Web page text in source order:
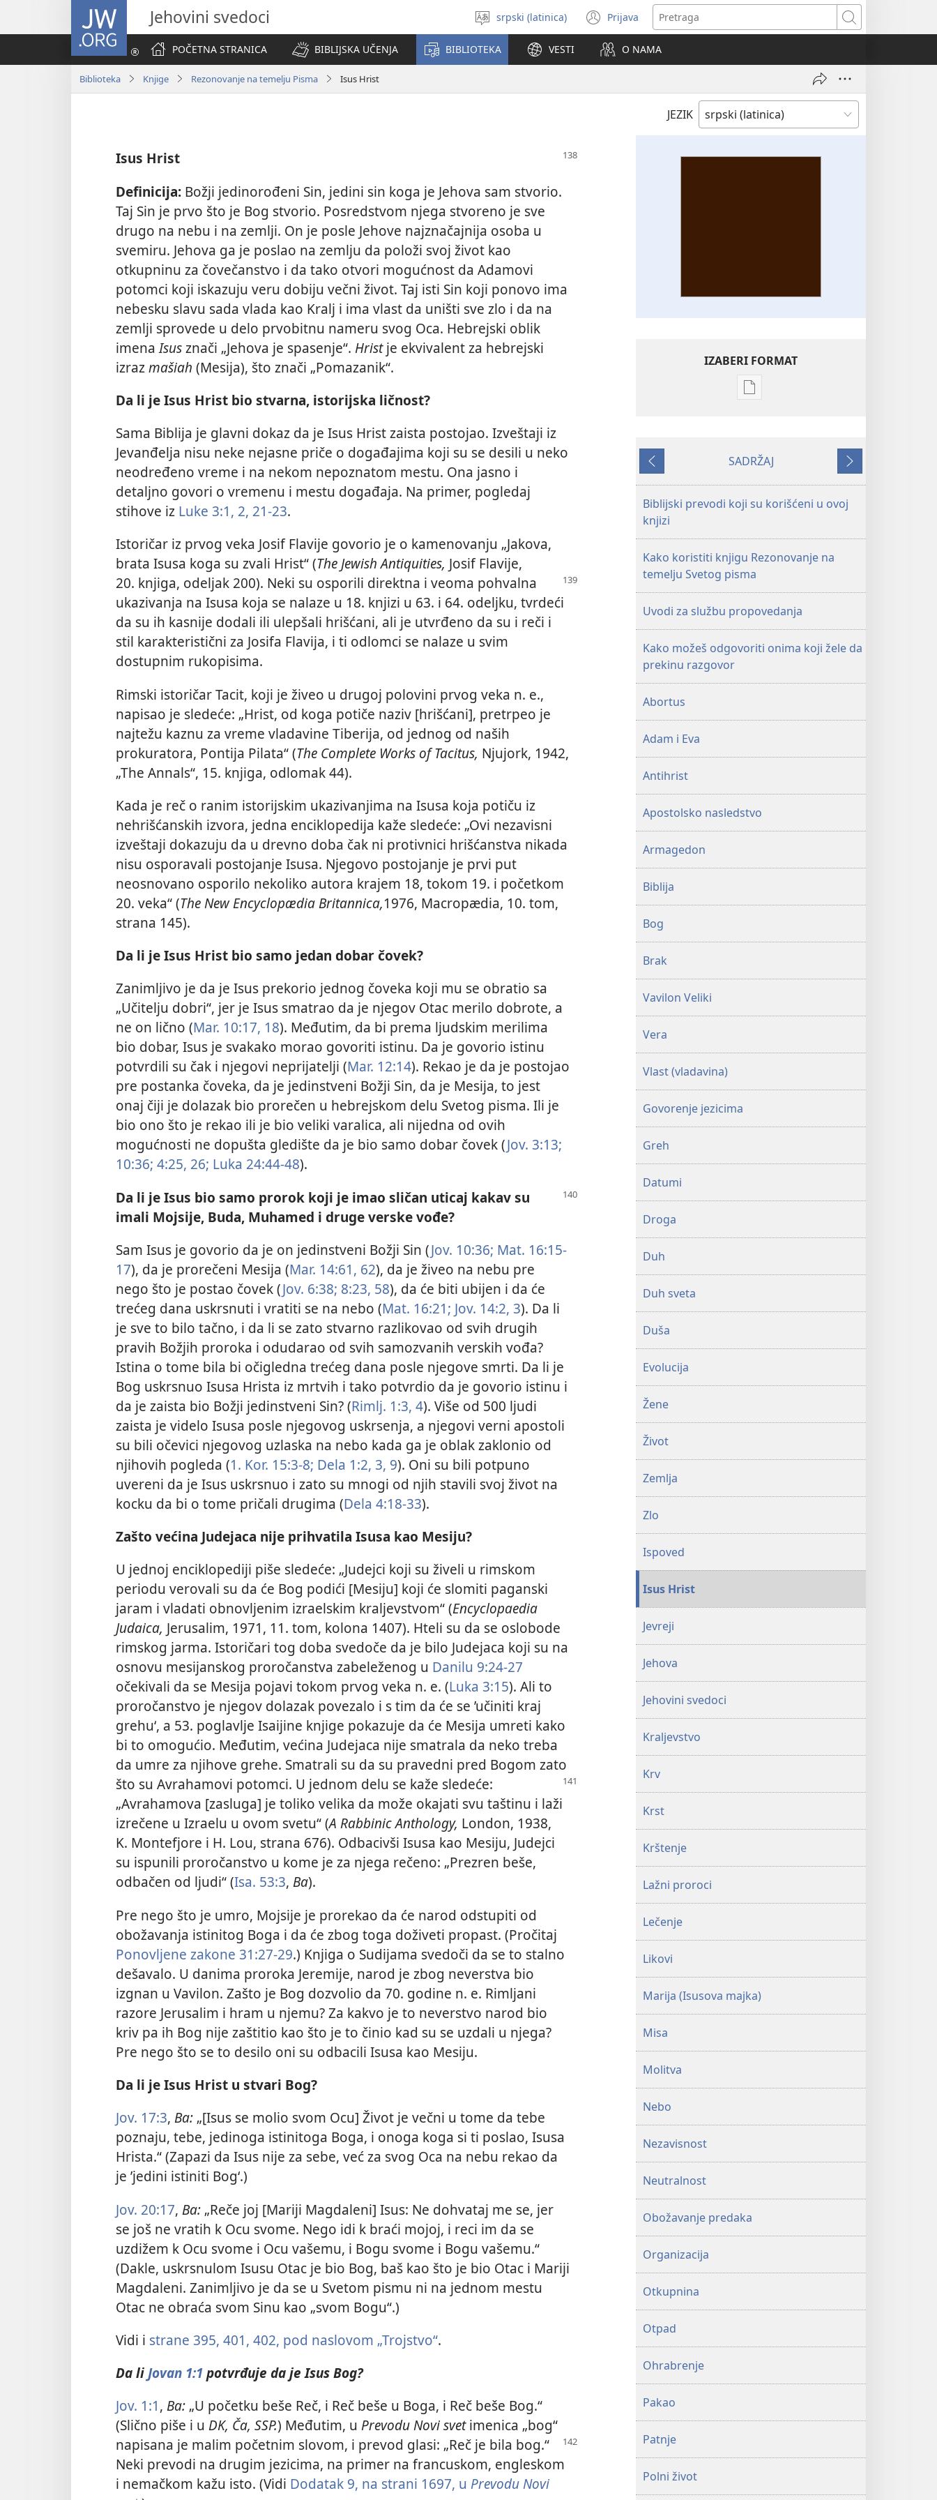
JW.ORG Jehovini svedoci
Izaberi
jezik
srpski (latinica) Prijava
(otvara
novi
prozor)
Pretraga
POČETNA STRANICA
BIBLIJSKA UČENJA BIBLIOTEKA VESTI O NAMA
Biblioteka Knjige Rezonovanje na temelju Pisma Isus Hrist
JEZIK
Isus Hrist
Definicija: Božji jedinorođeni Sin, jedini sin koga je Jehova sam stvorio.
Taj Sin je prvo što je Bog stvorio. Posredstvom njega stvoreno je sve
drugo na nebu i na zemlji. On je posle Jehove najznačajnija osoba u
svemiru. Jehova ga je poslao na zemlju da položi svoj život kao
otkupninu za čovečanstvo i da tako otvori mogućnost da Adamovi
potomci koji iskazuju veru dobiju večni život. Taj isti Sin koji ponovo ima
nebesku slavu sada vlada kao Kralj i ima vlast da uništi sve zlo i da na
zemlji sprovede u delo prvobitnu nameru svog Oca. Hebrejski oblik
imenaIsusznači „Jehova je spasenje“. Hristje ekvivalent za hebrejski
izrazmašiah (Mesija), što znači „Pomazanik“.
Da li je Isus Hrist bio stvarna, istorijska ličnost?
Sama Biblija je glavni dokaz da je Isus Hrist zaista postojao. Izveštaji iz
Jevanđelja nisu neke nejasne priče o događajima koji su se desili u neko
neodređeno vreme i na nekom nepoznatom mestu. Ona jasno i
detaljno govori o vremenu i mestu događaja. Na primer, pogledaj
stihove iz Luke 3:1, 2, 21-23.
Istoričar iz prvog veka Josif Flavije govorio je o kamenovanju „Jakova,
brata Isusa koga su zvali Hrist“ (The Jewish Antiquities, Josif Flavije,
20. knjiga, odeljak 200). Neki su osporili direktna i veoma pohvalna
ukazivanja na Isusa koja se nalaze u 18. knjizi u 63. i 64. odeljku, tvrdeći
da su ih kasnije dodali ili ulepšali hrišćani, ali je utvrđeno da su i reči i
stil karakteristični za Josifa Flavija, i ti odlomci se nalaze u svim
dostupnim rukopisima.
Rimski istoričar Tacit, koji je živeo u drugoj polovini prvog veka n. e.,
napisao je sledeće: „Hrist, od koga potiče naziv [hrišćani], pretrpeo je
najtežu kaznu za vreme vladavine Tiberija, od jednog od naših
prokuratora, Pontija Pilata“ (The Complete Works of Tacitus, Njujork, 1942,
„The Annals“, 15. knjiga, odlomak 44).
Kada je reč o ranim istorijskim ukazivanjima na Isusa koja potiču iz
nehrišćanskih izvora, jedna enciklopedija kaže sledeće: „Ovi nezavisni
izveštaji dokazuju da u drevno doba čak ni protivnici hrišćanstva nikada
nisu osporavali postojanje Isusa. Njegovo postojanje je prvi put
neosnovano osporilo nekoliko autora krajem 18, tokom 19. i početkom
20. veka“ (The New Encyclopædia Britannica,1976, Macropædia, 10. tom,
strana 145).
Da li je Isus Hrist bio samo jedan dobar čovek?
Zanimljivo je da je Isus prekorio jednog čoveka koji mu se obratio sa
„Učitelju dobri“, jer je Isus smatrao da je njegov Otac merilo dobrote, a
ne on lično (Mar. 10:17, 18). Međutim, da bi prema ljudskim merilima
bio dobar, Isus je svakako morao govoriti istinu. Da je govorio istinu
potvrdili su čak i njegovi neprijatelji (Mar. 12:14). Rekao je da je postojao
pre postanka čoveka, da je jedinstveni Božji Sin, da je Mesija, to jest
onaj čiji je dolazak bio prorečen u hebrejskom delu Svetog pisma. Ili je
bio ono što je rekao ili je bio veliki varalica, ali nijedna od ovih
mogućnosti ne dopušta gledište da je bio samo dobar čovek (Jov. 3:13;
10:36; 4:25, 26; Luka 24:44-48).
Da li je Isus bio samo prorok koji je imao sličan uticaj kakav su
imali Mojsije, Buda, Muhamed i druge verske vođe?
Sam Isus je govorio da je on jedinstveni Božji Sin (Jov. 10:36; Mat. 16:15-
17), da je prorečeni Mesija (Mar. 14:61, 62), da je živeo na nebu pre
nego što je postao čovek (Jov. 6:38; 8:23, 58), da će biti ubijen i da će
trećeg dana uskrsnuti i vratiti se na nebo (Mat. 16:21; Jov. 14:2, 3). Da li
je sve to bilo tačno, i da li se zato stvarno razlikovao od svih drugih
pravih Božjih proroka i odudarao od svih samozvanih verskih vođa?
Istina o tome bila bi očigledna trećeg dana posle njegove smrti. Da li je
Bog uskrsnuo Isusa Hrista iz mrtvih i tako potvrdio da je govorio istinu i
da je zaista bio Božji jedinstveni Sin? (Rimlj. 1:3, 4). Više od 500 ljudi
zaista je videlo Isusa posle njegovog uskrsenja, a njegovi verni apostoli
su bili očevici njegovog uzlaska na nebo kada ga je oblak zaklonio od
njihovih pogleda (1. Kor. 15:3-8; Dela 1:2, 3, 9). Oni su bili potpuno
uvereni da je Isus uskrsnuo i zato su mnogi od njih stavili svoj život na
kocku da bi o tome pričali drugima (Dela 4:18-33).
Zašto većina Judejaca nije prihvatila Isusa kao Mesiju?
U jednoj enciklopediji piše sledeće: „Judejci koji su živeli u rimskom
periodu verovali su da će Bog podići [Mesiju] koji će slomiti paganski
jaram i vladati obnovljenim izraelskim kraljevstvom“ (Encyclopaedia
Judaica, Jerusalim, 1971, 11. tom, kolona 1407). Hteli su da se oslobode
rimskog jarma. Istoričari tog doba svedoče da je bilo Judejaca koji su na
osnovu mesijanskog proročanstva zabeleženog u Danilu 9:24-27
očekivali da se Mesija pojavi tokom prvog veka n. e. (Luka 3:15). Ali to
proročanstvo je njegov dolazak povezalo i s tim da će se ’učiniti kraj
grehu‘, a 53. poglavlje Isaijine knjige pokazuje da će Mesija umreti kako
bi to omogućio. Međutim, većina Judejaca nije smatrala da neko treba
da umre za njihove grehe. Smatrali su da su pravedni pred Bogom zato
što su Avrahamovi potomci. U jednom delu se kaže sledeće:
„Avrahamova [zasluga] je toliko velika da može okajati svu taštinu i laži
izrečene u Izraelu u ovom svetu“ (A Rabbinic Anthology, London, 1938,
K. Montefjore i H. Lou, strana 676). Odbacivši Isusa kao Mesiju, Judejci
su ispunili proročanstvo u kome je za njega rečeno: „Prezren beše,
odbačen od ljudi“ (Isa. 53:3, Ba).
Pre nego što je umro, Mojsije je prorekao da će narod odstupiti od
obožavanja istinitog Boga i da će zbog toga doživeti propast. (Pročitaj
Ponovljene zakone 31:27-29.) Knjiga o Sudijama svedoči da se to stalno
dešavalo. U danima proroka Jeremije, narod je zbog neverstva bio
izgnan u Vavilon. Zašto je Bog dozvolio da 70. godine n. e. Rimljani
razore Jerusalim i hram u njemu? Za kakvo je to neverstvo narod bio
kriv pa ih Bog nije zaštitio kao što je to činio kad su se uzdali u njega?
Pre nego što se to desilo oni su odbacili Isusa kao Mesiju.
Da li je Isus Hrist u stvari Bog?
Jov. 17:3, Ba: „[Isus se molio svom Ocu] Život je večni u tome da tebe
poznaju, tebe, jedinoga istinitoga Boga, i onoga koga si ti poslao, Isusa
Hrista.“ (Zapazi da Isus nije za sebe, već za svog Oca na nebu rekao da
je ’jedini istiniti Bog‘.)
Jov. 20:17, Ba: „Reče joj [Mariji Magdaleni] Isus: Ne dohvataj me se, jer
se još ne vratih k Ocu svome. Nego idi k braći mojoj, i reci im da se
uzdižem k Ocu svome i Ocu vašemu, i Bogu svome i Bogu vašemu.“
(Dakle, uskrsnulom Isusu Otac je bio Bog, baš kao što je bio Otac i Mariji
Magdaleni. Zanimljivo je da se u Svetom pismu ni na jednom mestu
Otac ne obraća svom Sinu kao „svom Bogu“.)
Vidi i strane 395, 401, 402, pod naslovom „Trojstvo“.
Da liJovan 1:1potvrđuje da je Isus Bog?
Jov. 1:1, Ba: „U početku beše Reč, i Reč beše u Boga, i Reč beše Bog.“
(Slično piše i u DK, Ča, SSP.) Međutim, u Prevodu Novi svetimenica „bog“
napisana je malim početnim slovom, i prevod glasi: „Reč je bila bog.“
Neki prevodi na drugim jezicima, na primer na francuskom, engleskom
i nemačkom kažu isto. (Vidi Dodatak 9, na strani 1697, u Prevodu Novi
IZABERI FORMAT
Formati
publikacija
temelju
Prethodno
SADRŽAJ
Sledeće
Biblijski prevodi koji su korišćeni u ovoj
knjizi
Kako koristiti knjigu Rezonovanje na
temelju Svetog pisma
Uvodi za službu propovedanja
Kako možeš odgovoriti onima koji žele da
prekinu razgovor
Abortus
Adam i Eva
Antihrist
Apostolsko nasledstvo
Armagedon
Biblija
Bog
Brak
Vavilon Veliki
Vera
Vlast (vladavina)
Govorenje jezicima
Greh
Datumi
Droga
Duh
Duh sveta
Duša
Evolucija
Žene
Život
Zemlja
Zlo
Ispoved
Isus Hrist
Jevreji
Jehova
Jehovini svedoci
Kraljevstvo
Krv
Krst
Krštenje
Lažni proroci
Lečenje
Likovi
Marija (Isusova majka)
Misa
Molitva
Nebo
Nezavisnost
Neutralnost
Obožavanje predaka
Organizacija
Otkupnina
Otpad
Ohrabrenje
Pakao
Patnje
Polni život